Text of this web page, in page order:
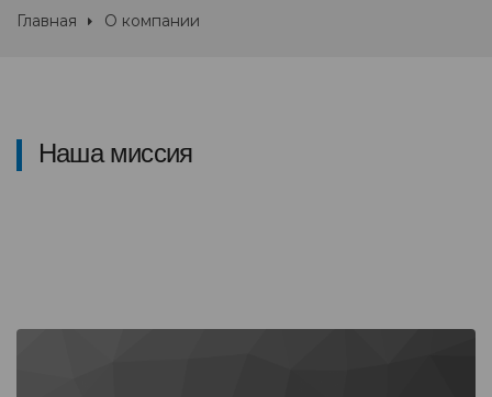
Главная О компании
Наша миссия